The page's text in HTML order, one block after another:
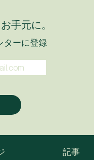
手元に。
ターに登録
記事